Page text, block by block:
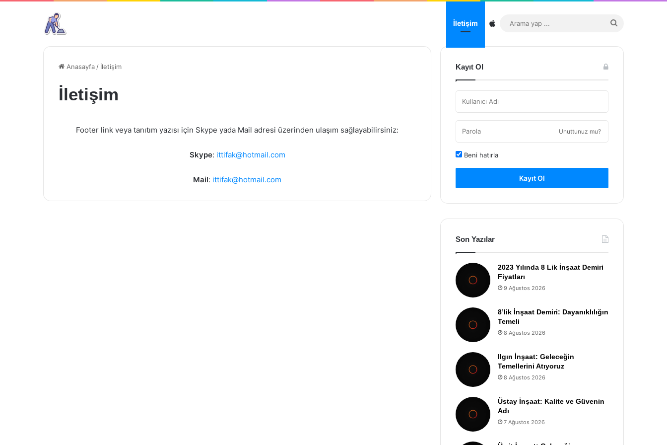
İletişim Sitemap
Anasayfa / İletişim
İletişim
Footer link veya tanıtım yazısı için Skype yada Mail adresi üzerinden ulaşım sağlayabilirsiniz:
Skype: ittifak@hotmail.com
Mail: ittifak@hotmail.com
Kayıt Ol
Unuttunuz mu?
Beni hatırla
Kayıt Ol
Son Yazılar
2023 Yılında 8 Lik İnşaat Demiri
Fiyatları
9 Ağustos 2026
8’lik İnşaat Demiri: Dayanıklılığın
Temeli
8 Ağustos 2026
Ilgın İnşaat: Geleceğin
Temellerini Atıyoruz
8 Ağustos 2026
Üstay İnşaat: Kalite ve Güvenin
Adı
7 Ağustos 2026